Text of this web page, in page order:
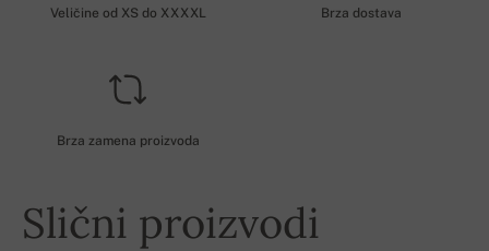
Veličine od XS do XXXXL Brza dostava
Brza zamena proizvoda
Slični proizvodi